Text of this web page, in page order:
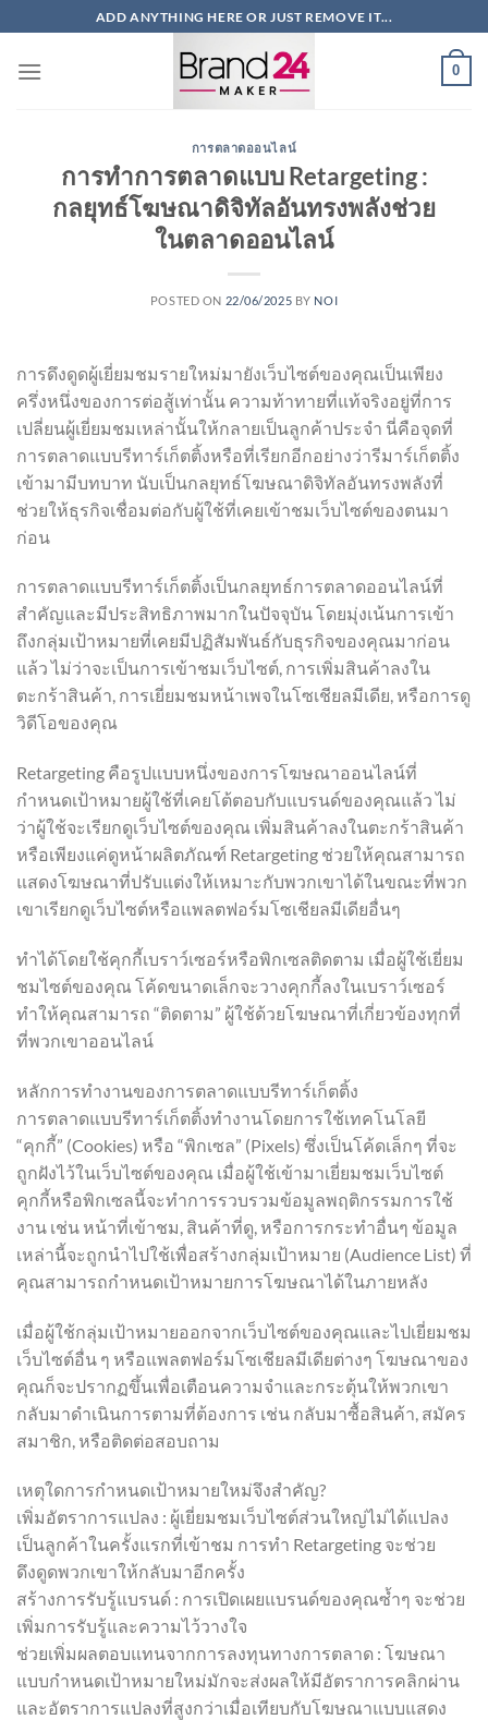
ไป
ADD ANYTHING HERE OR JUST REMOVE IT...
0
การตลาดออนไลน์
การทำการตลาดแบบ Retargeting :
กลยุทธ์โฆษณาดิจิทัลอันทรงพลังช่วย
ในตลาดออนไลน์
POSTED ON 22/06/2025 BY NOI
การดึงดูดผู้เยี่ยมชมรายใหม่มายังเว็บไซต์ของคุณเป็นเพียง
ครึ่งหนึ่งของการต่อสู้เท่านั้น ความท้าทายที่แท้จริงอยู่ที่การ
เปลี่ยนผู้เยี่ยมชมเหล่านั้นให้กลายเป็นลูกค้าประจำ นี่คือจุดที่
การตลาดแบบรีทาร์เก็ตติ้งหรือที่เรียกอีกอย่างว่ารีมาร์เก็ตติ้ง
เข้ามามีบทบาท นับเป็นกลยุทธ์โฆษณาดิจิทัลอันทรงพลังที่
ช่วยให้ธุรกิจเชื่อมต่อกับผู้ใช้ที่เคยเข้าชมเว็บไซต์ของตนมา
ก่อน
การตลาดแบบรีทาร์เก็ตติ้งเป็นกลยุทธ์การตลาดออนไลน์ที่
สำคัญและมีประสิทธิภาพมากในปัจจุบัน โดยมุ่งเน้นการเข้า
ถึงกลุ่มเป้าหมายที่เคยมีปฏิสัมพันธ์กับธุรกิจของคุณมาก่อน
แล้ว ไม่ว่าจะเป็นการเข้าชมเว็บไซต์, การเพิ่มสินค้าลงใน
ตะกร้าสินค้า, การเยี่ยมชมหน้าเพจในโซเชียลมีเดีย, หรือการดู
วิดีโอของคุณ
Retargeting คือรูปแบบหนึ่งของการโฆษณาออนไลน์ที่
กำหนดเป้าหมายผู้ใช้ที่เคยโต้ตอบกับแบรนด์ของคุณแล้ว ไม่
ว่าผู้ใช้จะเรียกดูเว็บไซต์ของคุณ เพิ่มสินค้าลงในตะกร้าสินค้า
หรือเพียงแค่ดูหน้าผลิตภัณฑ์ Retargeting ช่วยให้คุณสามารถ
แสดงโฆษณาที่ปรับแต่งให้เหมาะกับพวกเขาได้ในขณะที่พวก
เขาเรียกดูเว็บไซต์หรือแพลตฟอร์มโซเชียลมีเดียอื่นๆ
ทำได้โดยใช้คุกกี้เบราว์เซอร์หรือพิกเซลติดตาม เมื่อผู้ใช้เยี่ยม
ชมไซต์ของคุณ โค้ดขนาดเล็กจะวางคุกกี้ลงในเบราว์เซอร์
ทำให้คุณสามารถ “ติดตาม” ผู้ใช้ด้วยโฆษณาที่เกี่ยวข้องทุกที่
ที่พวกเขาออนไลน์
หลักการทำงานของการตลาดแบบรีทาร์เก็ตติ้ง
การตลาดแบบรีทาร์เก็ตติ้งทำงานโดยการใช้เทคโนโลยี
“คุกกี้” (Cookies) หรือ “พิกเซล” (Pixels) ซึ่งเป็นโค้ดเล็กๆ ที่จะ
ถูกฝังไว้ในเว็บไซต์ของคุณ เมื่อผู้ใช้เข้ามาเยี่ยมชมเว็บไซต์
คุกกี้หรือพิกเซลนี้จะทำการรวบรวมข้อมูลพฤติกรรมการใช้
งาน เช่น หน้าที่เข้าชม, สินค้าที่ดู, หรือการกระทำอื่นๆ ข้อมูล
เหล่านี้จะถูกนำไปใช้เพื่อสร้างกลุ่มเป้าหมาย (Audience List) ที่
คุณสามารถกำหนดเป้าหมายการโฆษณาได้ในภายหลัง
เมื่อผู้ใช้กลุ่มเป้าหมายออกจากเว็บไซต์ของคุณและไปเยี่ยมชม
เว็บไซต์อื่น ๆ หรือแพลตฟอร์มโซเชียลมีเดียต่างๆ โฆษณาของ
คุณก็จะปรากฏขึ้นเพื่อเตือนความจำและกระตุ้นให้พวกเขา
กลับมาดำเนินการตามที่ต้องการ เช่น กลับมาซื้อสินค้า, สมัคร
สมาชิก, หรือติดต่อสอบถาม
เหตุใดการกำหนดเป้าหมายใหม่จึงสำคัญ?
เพิ่มอัตราการแปลง : ผู้เยี่ยมชมเว็บไซต์ส่วนใหญ่ไม่ได้แปลง
เป็นลูกค้าในครั้งแรกที่เข้าชม การทำ Retargeting จะช่วย
ดึงดูดพวกเขาให้กลับมาอีกครั้ง
สร้างการรับรู้แบรนด์ : การเปิดเผยแบรนด์ของคุณซ้ำๆ จะช่วย
เพิ่มการรับรู้และความไว้วางใจ
ช่วยเพิ่มผลตอบแทนจากการลงทุนทางการตลาด : โฆษณา
แบบกำหนดเป้าหมายใหม่มักจะส่งผลให้มีอัตราการคลิกผ่าน
และอัตราการแปลงที่สูงกว่าเมื่อเทียบกับโฆษณาแบบแสดง